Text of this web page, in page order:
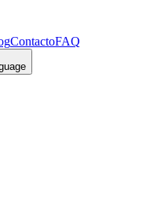
ContactoFAQ